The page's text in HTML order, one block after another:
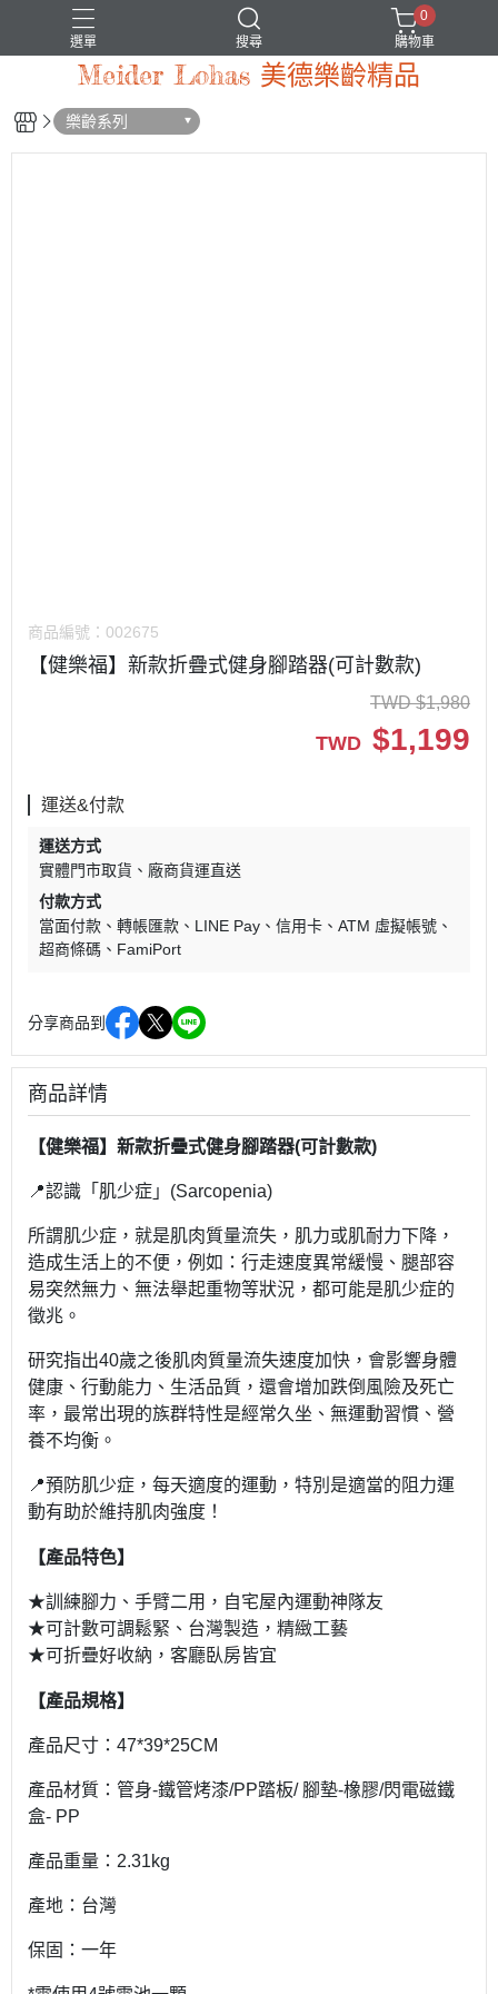
選單 搜尋
0
購物車
Meider Lohas 美德樂齡精品
樂齡系列
商品編號： 002675
【健樂福】新款折疊式健身腳踏器(可計數款)
TWD $1,980
TWD $1,199
運送&付款
運送方式
實體門市取貨
廠商貨運直送
付款方式
當面付款
轉帳匯款 LINE Pay 信用卡
ATM 虛擬帳號
超商條碼
FamiPort
分享商品到
商品詳情
【健樂福】新款折疊式健身腳踏器(可計數款)
📍認識「肌少症」(Sarcopenia)
所謂肌少症，就是肌肉質量流失，肌力或肌耐力下降，
造成生活上的不便，例如：行走速度異常緩慢、腿部容
易突然無力、無法舉起重物等狀況，都可能是肌少症的
徵兆。
研究指出40歲之後肌肉質量流失速度加快，會影響身體
健康、行動能力、生活品質，還會增加跌倒風險及死亡
率，最常出現的族群特性是經常久坐、無運動習慣、營
養不均衡。
📍預防肌少症，每天適度的運動，特別是適當的阻力運
動有助於維持肌肉強度！
【產品特色】
★訓練腳力、手臂二用，自宅屋內運動神隊友
★可計數可調鬆緊、台灣製造，精緻工藝
★可折疊好收納，客廳臥房皆宜
【產品規格】
產品尺寸：47*39*25CM
產品材質：管身-鐵管烤漆/PP踏板/ 腳墊-橡膠/閃電磁鐵
盒- PP
產品重量：2.31kg
產地：台灣
保固：一年